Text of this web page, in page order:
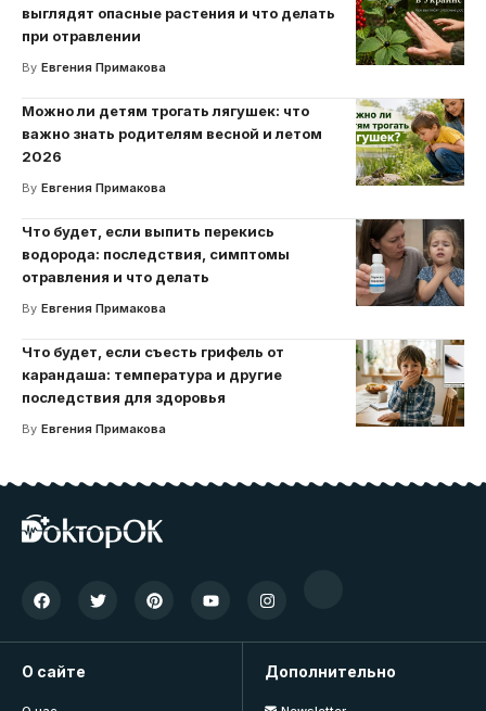
выглядят опасные растения и что делать
при отравлении
By Евгения Примакова
Можно ли детям трогать лягушек: что
важно знать родителям весной и летом
2026
By Евгения Примакова
Что будет, если выпить перекись
водорода: последствия, симптомы
отравления и что делать
By Евгения Примакова
Что будет, если съесть грифель от
карандаша: температура и другие
последствия для здоровья
By Евгения Примакова
О сайте Дополнительно